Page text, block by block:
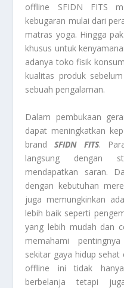
offline SFIDN FITS
kebugaran mulai dari
matras yoga. Hingga
khusus untuk
adanya toko fisik
kualitas produk
sebuah pengalaman.
Dalam pembukaan
dapat meningkatkan
brandSFIDN FITS.
langsung dengan
mendapatkan saran.
dengan kebutuhan
juga memungkinkan
lebih baik seperti
yang lebih mudah dan
memahami
sekitar gaya hidup
offline ini tidak
berbelanja tetapi